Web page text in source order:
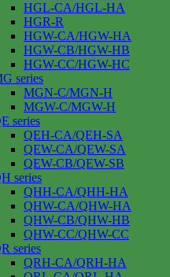
HGL-CA/HGL-HA
HGR-R
HGW-CA/HGW-HA
HGW-CB/HGW-HB
HGW-CC/HGW-HC
series
MGN-C/MGN-H
MGW-C/MGW-H
series
QEH-CA/QEH-SA
QEW-CA/QEW-SA
QEW-CB/QEW-SB
series
QHH-CA/QHH-HA
QHW-CA/QHW-HA
QHW-CB/QHW-HB
QHW-CC/QHW-CC
series
QRH-CA/QRH-HA